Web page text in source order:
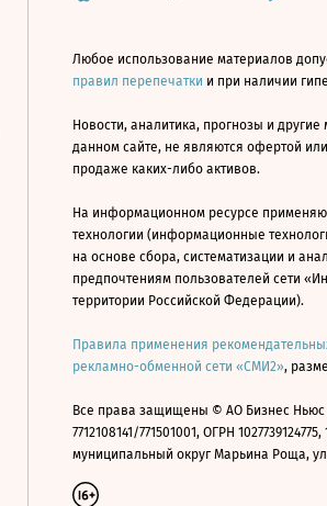
Любое использование материалов
правил перепечатки и при наличии
Новости, аналитика, прогнозы и
данном сайте, не являются офертой
продаже каких-либо активов.
На информационном ресурсе
технологии (информационные
на основе сбора, систематизации и
предпочтениям пользователей сети
территории Российской Федерации).
Правила применения
рекламно-обменной сети «СМИ2»,
Все права защищены © АО Бизнес
7712108141/771501001, ОГРН
муниципальный округ Марьина Роща,